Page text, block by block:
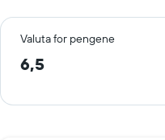
Valuta for pengene
6,5